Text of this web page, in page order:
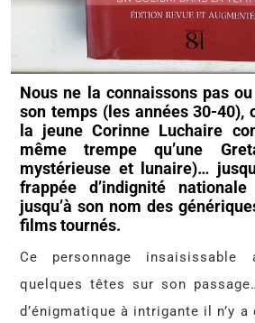
Nous ne la connaissons pas
son temps (les années 30-40),
la jeune Corinne Luchaire
même trempe qu’une
mystérieuse et lunaire)…
frappée d’indignité
jusqu’à son nom des
films tournés.
Ce personnage
quelques têtes sur son
d’énigmatique à intrigante il n’y a